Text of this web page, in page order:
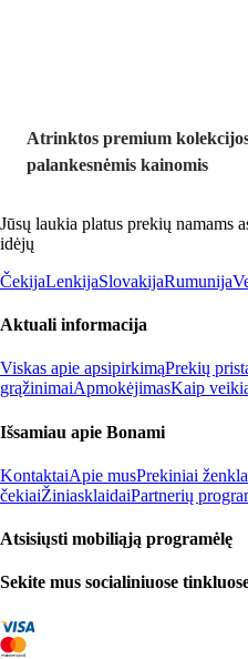
Atrinktos premium
palankesnėmis kainomis
Jūsų laukia platus prekių namams
idėjų
ČekijaLenkijaSlovakijaRumunija
Aktuali informacija
Viskas apie apsipirkimąPrekių
grąžinimaiApmokėjimasKaip
Išsamiau apie Bonami
KontaktaiApie musPrekiniai
čekiaiŽiniasklaidaiPartnerių
Atsisiųsti mobiliąją programėlę
Sekite mus socialiniuose